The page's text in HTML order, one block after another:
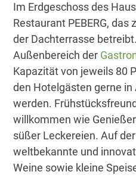
Im Erdgeschoss des
Restaurant PEBERG,
der Dachterrasse
Außenbereich der
Kapazität von jeweils 80
den Hotelgästen gerne
werden.
willkommen wie
süßer Leckereien. Auf
weltbekannte und
Weine sowie kleine